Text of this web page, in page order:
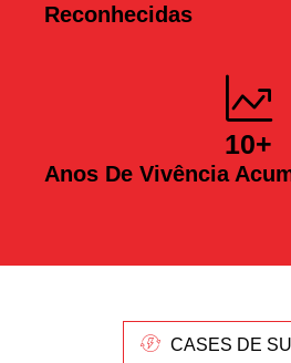
Reconhecidas
Anos De Vivência
10+
CASES DE